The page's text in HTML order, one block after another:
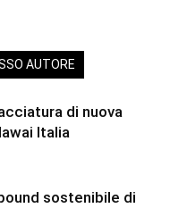
AUTORE
di nuova
Italia
sostenibile di